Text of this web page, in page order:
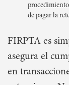
de pagar la
FIRPTA es
asegura el
en